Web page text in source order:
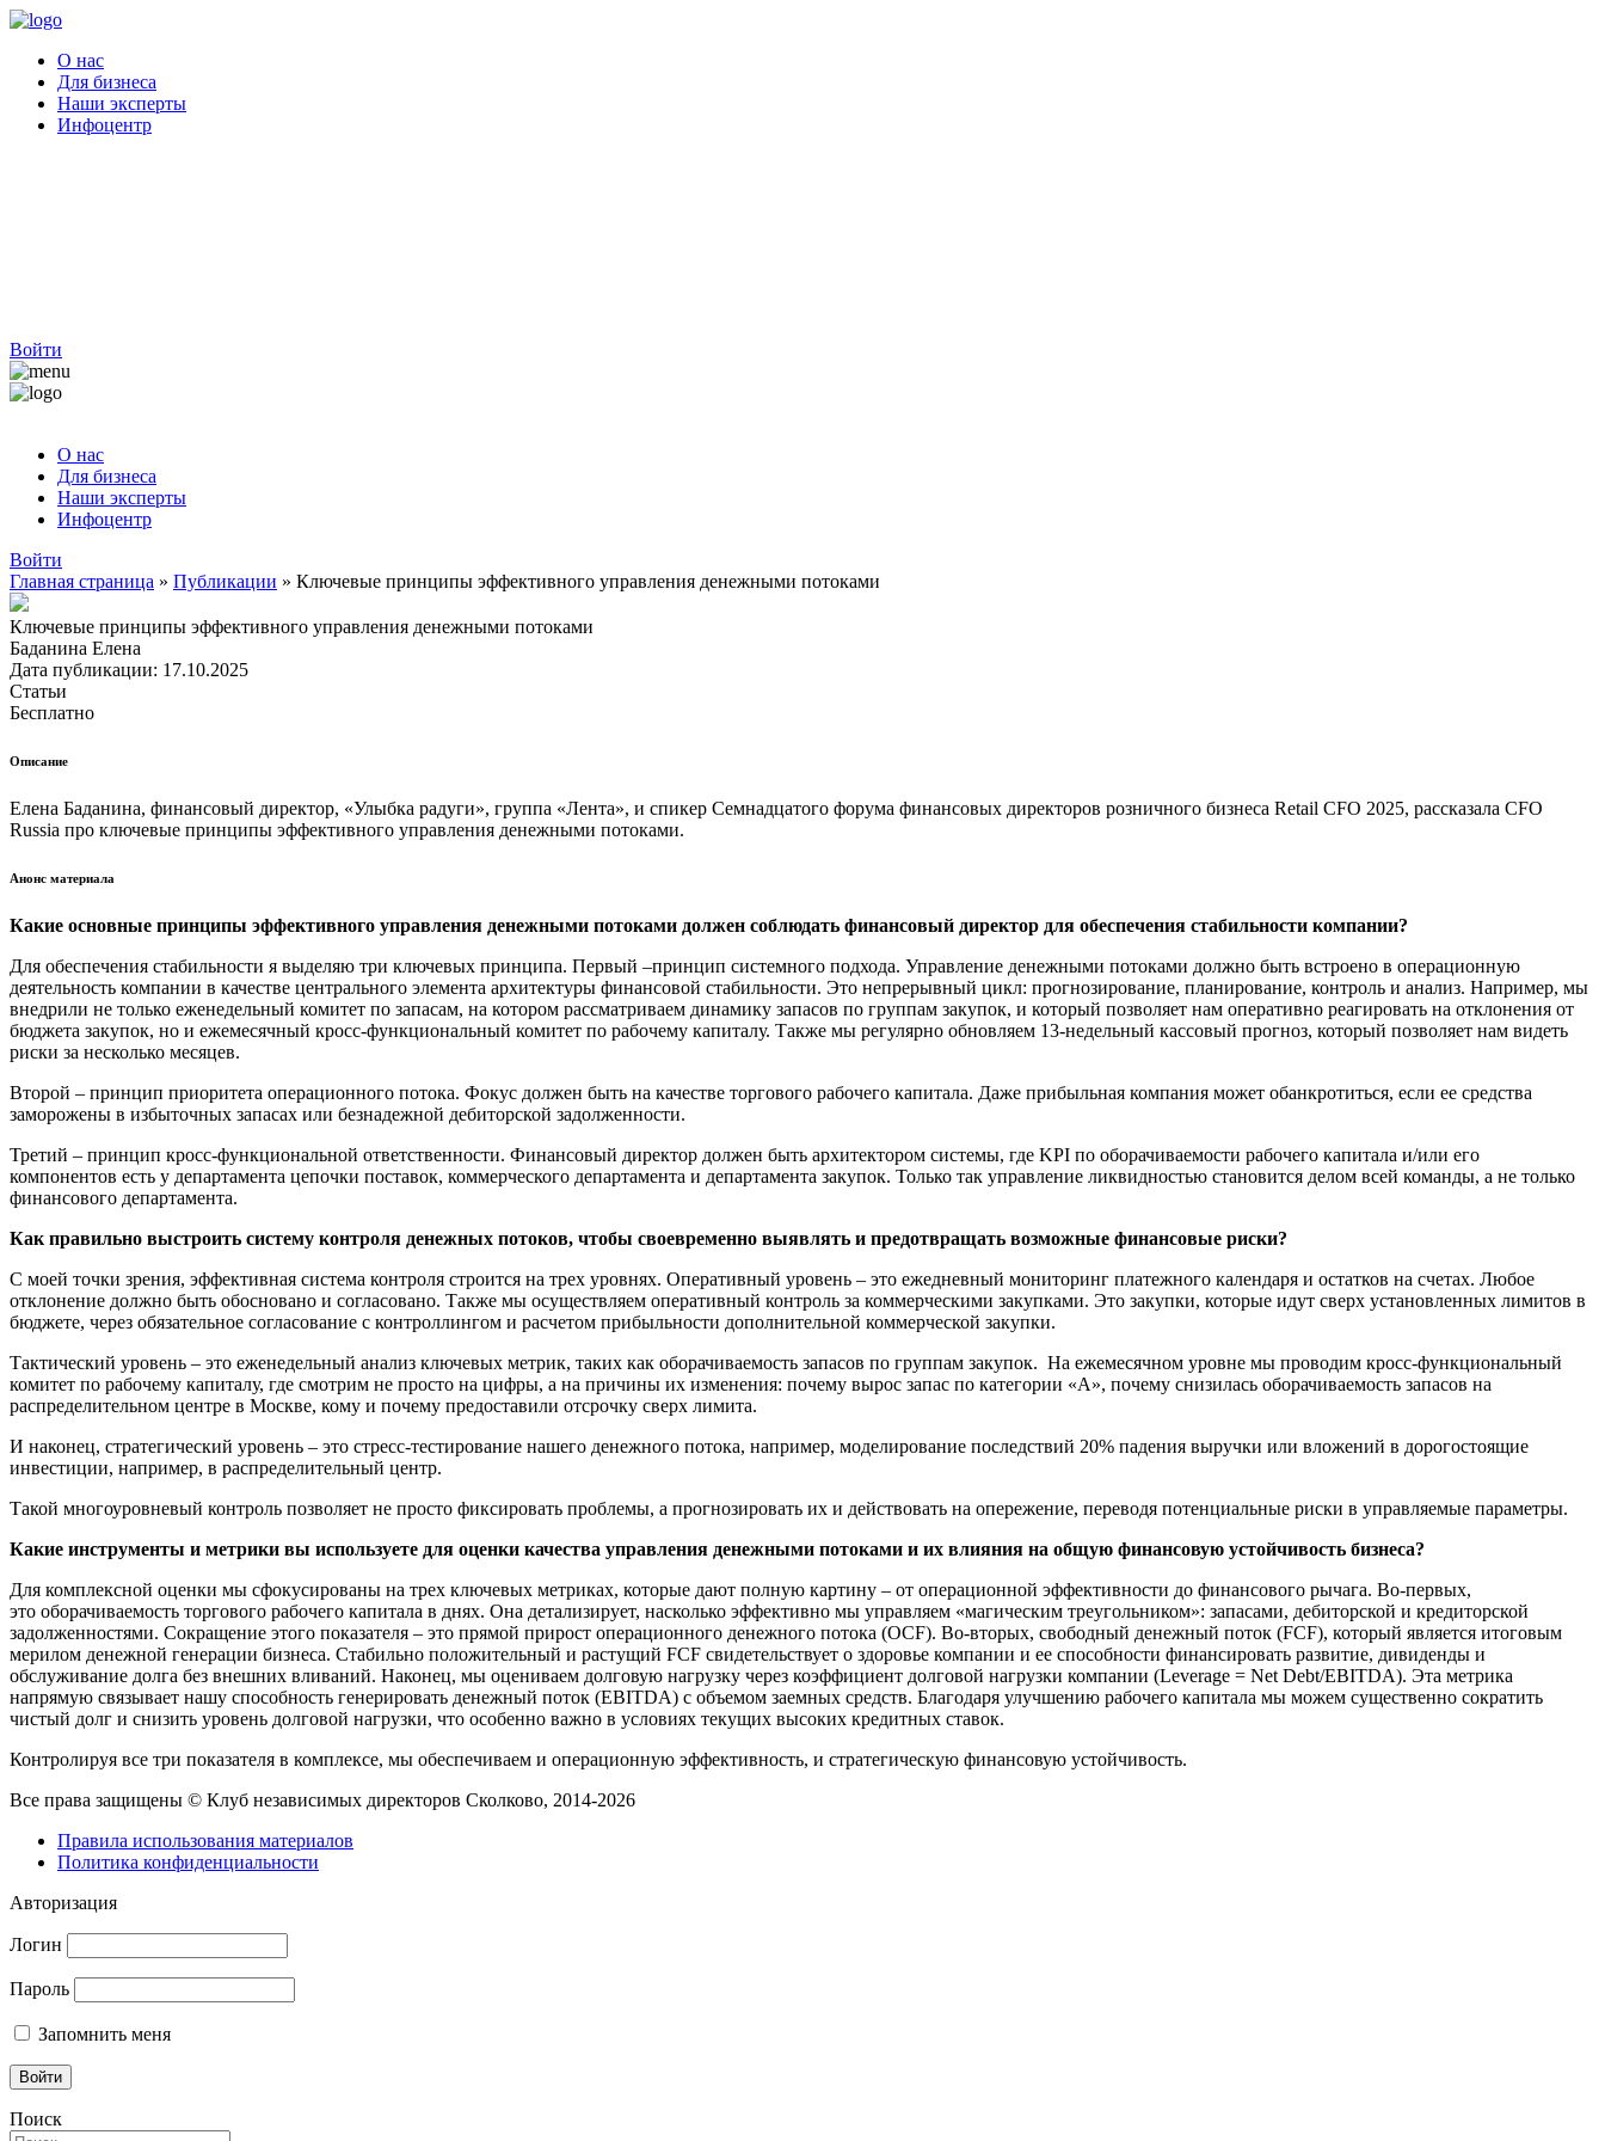
О нас
Для бизнеса
Наши эксперты
Инфоцентр
Войти
О нас
Для бизнеса
Наши эксперты
Инфоцентр
Войти
Главная страница » Публикации » Ключевые принципы эффективного управления денежными потоками
Ключевые принципы эффективного управления денежными потоками
Баданина Елена
Дата публикации: 17.10.2025
Статьи
Бесплатно
Описание
Елена Баданина, финансовый директор, «Улыбка радуги», группа «Лента», и спикер Семнадцатого форума финансовых директоров розничного бизнеса Retail CFO 2025, рассказала CFO
Russia про ключевые принципы эффективного управления денежными потоками.
Анонс материала
Какие основные принципы эффективного управления денежными потоками должен соблюдать финансовый директор для обеспечения стабильности компании?
Для обеспечения стабильности я выделяю три ключевых принципа. Первый –принцип системного подхода. Управление денежными потоками должно быть встроено в операционную
деятельность компании в качестве центрального элемента архитектуры финансовой стабильности. Это непрерывный цикл: прогнозирование, планирование, контроль и анализ. Например, мы
внедрили не только еженедельный комитет по запасам, на котором рассматриваем динамику запасов по группам закупок, и который позволяет нам оперативно реагировать на отклонения от
бюджета закупок, но и ежемесячный кросс-функциональный комитет по рабочему капиталу. Также мы регулярно обновляем 13-недельный кассовый прогноз, который позволяет нам видеть
риски за несколько месяцев.
Второй – принцип приоритета операционного потока. Фокус должен быть на качестве торгового рабочего капитала. Даже прибыльная компания может обанкротиться, если ее средства
заморожены в избыточных запасах или безнадежной дебиторской задолженности.
Третий – принцип кросс-функциональной ответственности. Финансовый директор должен быть архитектором системы, где KPI по оборачиваемости рабочего капитала и/или его
компонентов есть у департамента цепочки поставок, коммерческого департамента и департамента закупок. Только так управление ликвидностью становится делом всей команды, а не только
финансового департамента.
Как правильно выстроить систему контроля денежных потоков, чтобы своевременно выявлять и предотвращать возможные финансовые риски?
С моей точки зрения, эффективная система контроля строится на трех уровнях. Оперативный уровень – это ежедневный мониторинг платежного календаря и остатков на счетах. Любое
отклонение должно быть обосновано и согласовано. Также мы осуществляем оперативный контроль за коммерческими закупками. Это закупки, которые идут сверх установленных лимитов в
бюджете, через обязательное согласование с контроллингом и расчетом прибыльности дополнительной коммерческой закупки.
Тактический уровень – это еженедельный анализ ключевых метрик, таких как оборачиваемость запасов по группам закупок. На ежемесячном уровне мы проводим кросс-функциональный
комитет по рабочему капиталу, где смотрим не просто на цифры, а на причины их изменения: почему вырос запас по категории «А», почему снизилась оборачиваемость запасов на
распределительном центре в Москве, кому и почему предоставили отсрочку сверх лимита.
И наконец, стратегический уровень – это стресс-тестирование нашего денежного потока, например, моделирование последствий 20% падения выручки или вложений в дорогостоящие
инвестиции, например, в распределительный центр.
Такой многоуровневый контроль позволяет не просто фиксировать проблемы, а прогнозировать их и действовать на опережение, переводя потенциальные риски в управляемые параметры.
Какие инструменты и метрики вы используете для оценки качества управления денежными потоками и их влияния на общую финансовую устойчивость бизнеса?
Для комплексной оценки мы сфокусированы на трех ключевых метриках, которые дают полную картину – от операционной эффективности до финансового рычага. Во-первых,
это оборачиваемость торгового рабочего капитала в днях. Она детализирует, насколько эффективно мы управляем «магическим треугольником»: запасами, дебиторской и кредиторской
задолженностями. Сокращение этого показателя – это прямой прирост операционного денежного потока (OCF). Во-вторых, свободный денежный поток (FCF), который является итоговым
мерилом денежной генерации бизнеса. Стабильно положительный и растущий FCF свидетельствует о здоровье компании и ее способности финансировать развитие, дивиденды и
обслуживание долга без внешних вливаний. Наконец, мы оцениваем долговую нагрузку через коэффициент долговой нагрузки компании (Leverage = Net Debt/EBITDA). Эта метрика
напрямую связывает нашу способность генерировать денежный поток (EBITDA) с объемом заемных средств. Благодаря улучшению рабочего капитала мы можем существенно сократить
чистый долг и снизить уровень долговой нагрузки, что особенно важно в условиях текущих высоких кредитных ставок.
Контролируя все три показателя в комплексе, мы обеспечиваем и операционную эффективность, и стратегическую финансовую устойчивость.
Все права защищены © Клуб независимых директоров Сколково, 2014-2026
Правила использования материалов
Политика конфиденциальности
Авторизация
Логин
Пароль
Запомнить меня
Поиск